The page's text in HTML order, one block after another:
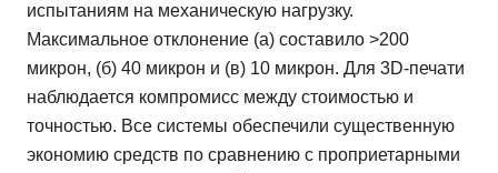
испытаниям на механическую нагрузку.
Максимальное отклонение (а) составило >200
микрон, (б) 40 микрон и (в) 10 микрон. Для 3D-печати
наблюдается компромисс между стоимостью и
точностью. Все системы обеспечили существенную
экономию средств по сравнению с проприетарными